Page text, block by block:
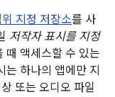
위 지정 저장소를 사
저작자 표시를 지정
때 액세스할 수 있는
하나의 앱에만 지
또는 오디오 파일